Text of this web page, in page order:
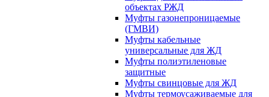
объектах РЖД
Муфты газонепроницаемые
(ГМВИ)
Муфты кабельные
универсальные для ЖД
Муфты полиэтиленовые
защитные
Муфты свинцовые для ЖД
Муфты термоусаживаемые для